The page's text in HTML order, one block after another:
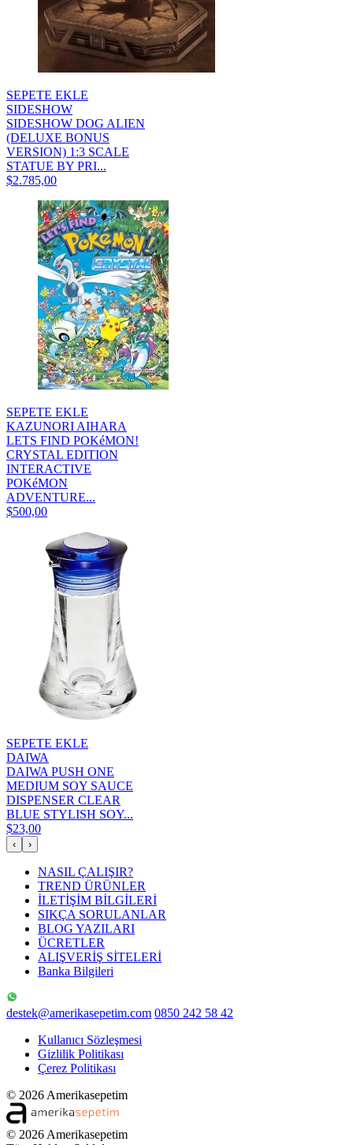
SEPETE EKLE
SIDESHOW
SIDESHOW DOG ALIEN
(DELUXE BONUS
VERSION) 1:3 SCALE
STATUE BY PRI...
$2.785,00
SEPETE EKLE
KAZUNORI AIHARA
LETS FIND POKéMON!
CRYSTAL EDITION
INTERACTIVE
POKéMON
ADVENTURE...
$500,00
SEPETE EKLE
DAIWA
DAIWA PUSH ONE
MEDIUM SOY SAUCE
DISPENSER CLEAR
BLUE STYLISH SOY...
$23,00
‹ ›
NASIL ÇALIŞIR?
TREND ÜRÜNLER
İLETİŞİM BİLGİLERİ
SIKÇA SORULANLAR
BLOG YAZILARI
ÜCRETLER
ALIŞVERİŞ SİTELERİ
Banka Bilgileri
destek@amerikasepetim.com 0850 242 58 42
Kullanıcı Sözleşmesi
Gizlilik Politikası
Çerez Politikası
© 2026 Amerikasepetim
© 2026 Amerikasepetim